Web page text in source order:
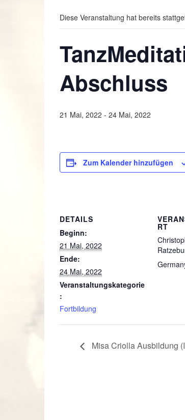
Diese Veranstaltung hat bereits
Abschluss
21 Mai, 2022 - 24 Mai, 2022
Zum Kalender hinzufügen
DETAILS
Beginn:
21 Mai, 2022
Ende:
24 Mai, 2022
Veranstaltungskategorie
:
Fortbildung
RT
Misa Criolla Ausbildung